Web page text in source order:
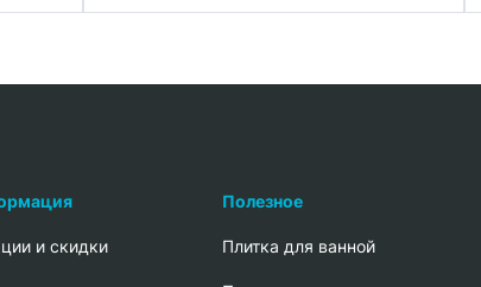
и скидки
Полезное
Плитка для ванной